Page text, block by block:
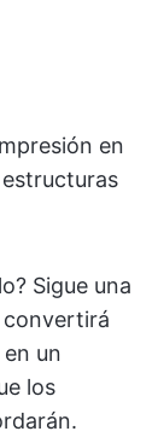
en
Sigue una
convertirá
un
los